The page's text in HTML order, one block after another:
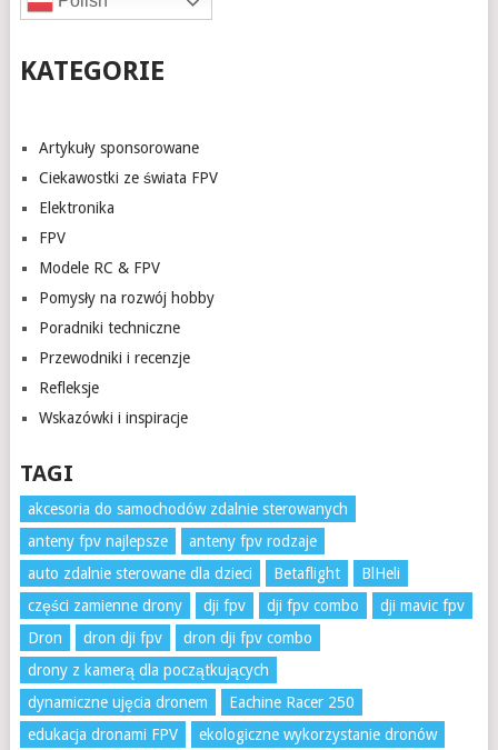
KATEGORIE
Artykuły sponsorowane
Ciekawostki ze świata FPV
Elektronika
FPV
Modele RC & FPV
Pomysły na rozwój hobby
Poradniki techniczne
Przewodniki i recenzje
Refleksje
Wskazówki i inspiracje
TAGI
akcesoria do samochodów zdalnie sterowanych
anteny fpv najlepsze
anteny fpv rodzaje
auto zdalnie sterowane dla dzieci
Betaflight
BlHeli
części zamienne drony
dji fpv dji fpv combo
dji mavic fpv
Dron
dron dji fpv
dron dji fpv combo
drony z kamerą dla początkujących
dynamiczne ujęcia dronem
Eachine Racer 250
edukacja dronami FPV
ekologiczne wykorzystanie dronów